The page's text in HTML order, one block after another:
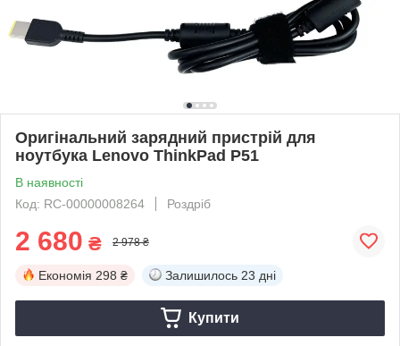
Оригінальний зарядний пристрій для
ноутбука Lenovo ThinkPad P51
В наявності
Код: RC-00000008264
Роздріб
2 680 ₴ 2 978 ₴
Економія 298 ₴ Залишилось 23 дні
Купити